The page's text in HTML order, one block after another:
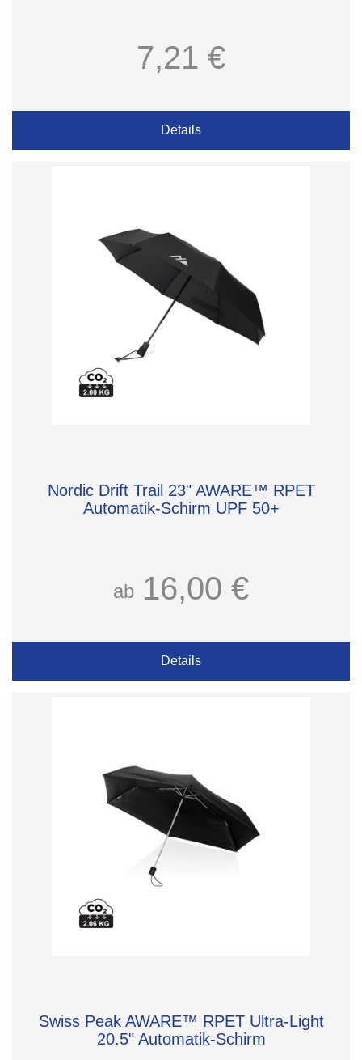
7,21 €
Details
Nordic Drift Trail 23" AWARE™ RPET
Automatik-Schirm UPF 50+
ab 16,00 €
Details
Swiss Peak AWARE™ RPET Ultra-Light
20.5" Automatik-Schirm